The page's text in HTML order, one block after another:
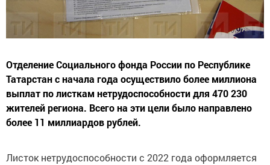
Отделение Социального фонда России по Республике
Татарстан с начала года осуществило более миллиона
выплат по листкам нетрудоспособности для 470 230
жителей региона. Всего на эти цели было направлено
более 11 миллиардов рублей.
Листок нетрудоспособности с 2022 года оформляется